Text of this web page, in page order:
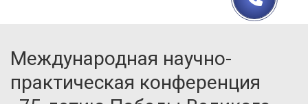
Международная научно-
практическая конференция